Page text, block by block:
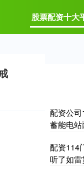
股票配资十大
配资公司
蓄能电
配资114
听了如